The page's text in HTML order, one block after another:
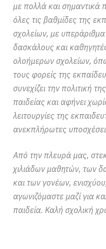
με πολλά και σημαντικά
όλες τις βαθμίδες της
σχολείων, με
δασκάλους και
ολοήμερων σχολείων,
τους φορείς της
συνεχίζει την πολιτική
παιδείας και αφήνει
λειτουργίες της
ανεκπλήρωτες
Από την πλευρά μας,
χιλιάδων μαθητών, των
και των γονέων,
αγωνιζόμαστε μαζί για
παιδεία. Καλή σχολική